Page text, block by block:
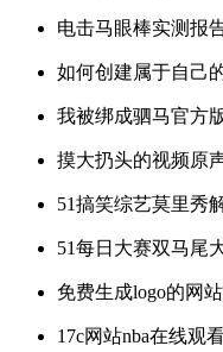
电击马眼棒实测报
如何创建属于自己
我被绑成驷马官方
摸大扔头的视频原
51搞笑综艺莫里秀
51每日大赛双马尾
免费生成logo的网
17c网站nba在线观